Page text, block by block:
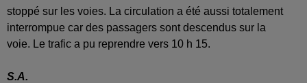
stoppé sur les voies. La circulation a été aussi totalement
interrompue car des passagers sont descendus sur la
voie. Le trafic a pu reprendre vers 10 h 15.
S.A.